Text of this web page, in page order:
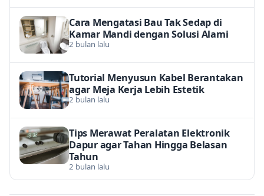
Cara Mengatasi Bau Tak Sedap di
Kamar Mandi dengan Solusi Alami
2 bulan lalu
Tutorial Menyusun Kabel Berantakan
agar Meja Kerja Lebih Estetik
2 bulan lalu
Tips Merawat Peralatan Elektronik
Dapur agar Tahan Hingga Belasan
Tahun
2 bulan lalu